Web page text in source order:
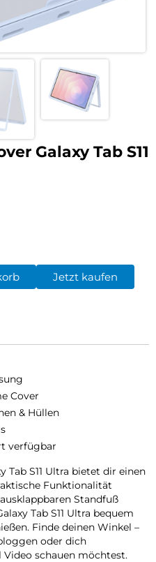
Galaxy Tab S11
Jetzt kaufen
Cover
& Hüllen
verfügbar
Tab S11 Ultra bietet dir einen
Funktionalität
Standfuß
Tab S11 Ultra bequem
Finde deinen Winkel –
oder dich
schauen möchtest.